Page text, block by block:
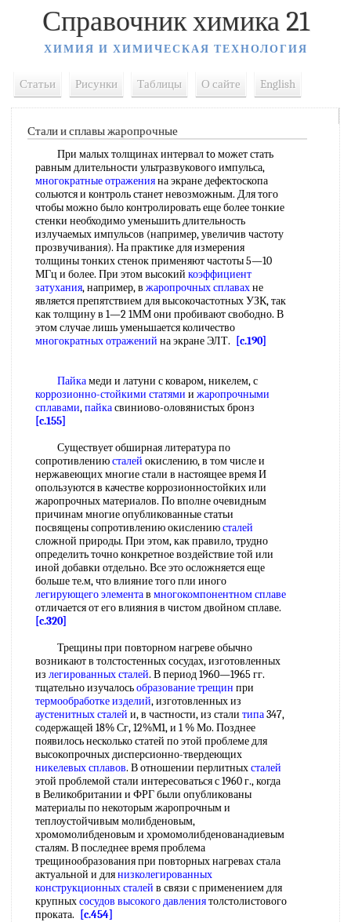
Справочник химика 21
ХИМИЯ И ХИМИЧЕСКАЯ ТЕХНОЛОГИЯ
Статьи Рисунки Таблицы О сайте English
Стали и сплавы жаропрочные
При малых толщинах интервал to может стать
равным длительности ультразвукового импульса,
многократные отраженияна экране дефектоскопа
сольются и контроль станет невозможным. Для того
чтобы можно было контролировать еще более тонкие
стенки необходимо уменьшить длительность
излучаемых импульсов (например, увеличив частоту
прозвучивания). На практике для измерения
толщины тонких стенок применяют частоты 5—10
МГц и более. При этом высокий коэффициент
затухания, например, в жаропрочных сплавахне
является препятствием для высокочастотных УЗК, так
как толщину в 1—2 1ММ они пробивают свободно. В
этом случае лишь уменьшается количество
многократных отражений на экране ЭЛТ. [c.190]
Пайкамеди и латуни с коваром, никелем, с
коррозионно-стойкими статями и жаропрочными
сплавами,пайкасвиниово-оловянистых бронз
[c.155]
Существует обширная литература по
сопротивлениюсталей окислению, в том числе и
нержавеющих многие стали в настоящее время И
опользуются в качестве коррозионностойких или
жаропрочных материалов. По вполне очевидным
причинам многие опубликованные статьи
посвящены сопротивлению окислениюсталей
сложной природы. При этом, как правило, трудно
определить точно конкретное воздействие той или
иной добавки отдельно. Все это осложняется еще
больше те.м, что влияние того пли иного
легирующего элементав многокомпонентном сплаве
отличается от его влияния в чистом двойном сплаве.
[c.320]
Трещины при повторном нагреве обычно
возникают в толстостенных сосудах, изготовленных
из легированных сталей. В период 1960—1965 гг.
тщательно изучалосьобразование трещин при
термообработке изделий, изготовленных из
аустенитных сталей и, в частности, из стали типа347,
содержащей 18% Сг, 12%М1, и 1 % Мо. Позднее
появилось несколько статей по этой проблеме для
высокопрочных дисперсионно-твердеющих
никелевых сплавов. В отношении перлитныхсталей
этой проблемой стали интересоваться с 1960 г., когда
в Великобритании и ФРГ были опубликованы
материалы по некоторым жаропрочным и
теплоустойчивым молибденовым,
хромомолибденовым и хромомолибденованадиевым
сталям. В последнее время проблема
трещинообразования при повторных нагревах стала
актуальной и длянизколегированных
конструкционных сталей в связи с применением для
крупныхсосудов высокого давлениятолстолистового
проката.
[c.454]